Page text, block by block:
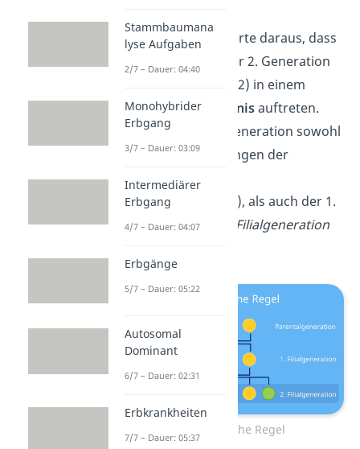
Mendel schlussfolgerte daraus, dass
Merkmalsformen der 2. Generation
der Nachkommen (F2) in einem
bestimmtenVerhältnisauftreten.
Dabei zeigt die F2-Generation sowohl
Merkmalsausprägungen der
Elterngeneration
Parentalgeneration ), als auch der 1.
Tochtergeneration (
Filialgeneration
2. Mendelsche Regel
Stammbaumana
lyse Aufgaben
2/7 – Dauer: 04:40
Monohybrider
Erbgang
3/7 – Dauer: 03:09
Intermediärer
Erbgang
4/7 – Dauer: 04:07
Erbgänge
5/7 – Dauer: 05:22
Autosomal
Dominant
6/7 – Dauer: 02:31
Erbkrankheiten
7/7 – Dauer: 05:37